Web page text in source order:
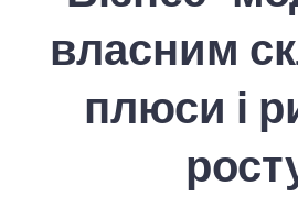
власним
плюси і